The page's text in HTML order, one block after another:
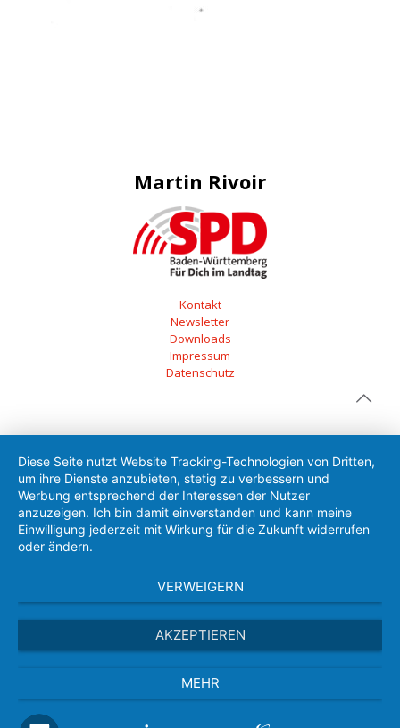
Martin Rivoir
Kontakt
Newsletter
Downloads
Impressum
Datenschutz
Diese Seite nutzt Website Tracking-Technologien von Dritten,
um ihre Dienste anzubieten, stetig zu verbessern und
Werbung entsprechend der Interessen der Nutzer
anzuzeigen. Ich bin damit einverstanden und kann meine
Einwilligung jederzeit mit Wirkung für die Zukunft widerrufen
oder ändern.
VERWEIGERN
AKZEPTIEREN
MEHR